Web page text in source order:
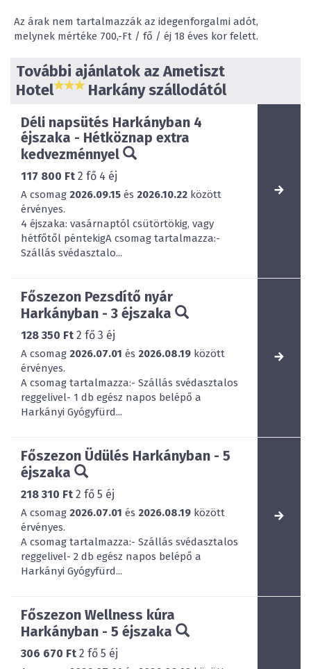
Az árak nem tartalmazzák az idegenforgalmi adót,
melynek mértéke 700,-Ft / fő / éj 18 éves kor felett.
További ajánlatok az Ametiszt
Hotel
Harkány szállodától
Déli napsütés Harkányban 4
éjszaka - Hétköznap extra
kedvezménnyel
117 800 Ft 2 fő 4 éj
A csomag 2026.09.15 és 2026.10.22 között
érvényes.
4 éjszaka: vasárnaptól csütörtökig, vagy
hétfőtől péntekigA csomag tartalmazza:-
Szállás svédasztalo...
Főszezon Pezsdítő nyár
Harkányban - 3 éjszaka
128 350 Ft 2 fő 3 éj
A csomag 2026.07.01 és 2026.08.19 között
érvényes.
A csomag tartalmazza:- Szállás svédasztalos
reggelivel- 1 db egész napos belépő a
Harkányi Gyógyfürd...
Főszezon Üdülés Harkányban - 5
éjszaka
218 310 Ft 2 fő 5 éj
A csomag 2026.07.01 és 2026.08.19 között
érvényes.
A csomag tartalmazza:- Szállás svédasztalos
reggelivel- 2 db egész napos belépő a
Harkányi Gyógyfürd...
Főszezon Wellness kúra
Harkányban - 5 éjszaka
306 670 Ft 2 fő 5 éj